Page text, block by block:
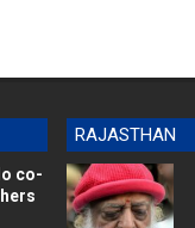
co-
RAJASTHAN